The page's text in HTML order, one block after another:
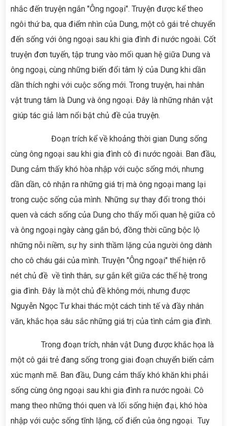
nhắc đến truyện ngắn "Ông ngoại". Truyện được kể theo
ngôi thứ ba, qua điểm nhìn của Dung, một cô gái trẻ chuyển
đến sống với ông ngoại sau khi gia đình đi nước ngoài. Cốt
truyện đơn tuyến, tập trung vào mối quan hệ giữa Dung và
ông ngoại, cùng những biến đổi tâm lý của Dung khi dần
dần thích nghi với cuộc sống mới. Trong truyện, hai nhân
vật trung tâm là Dung và ông ngoại. Đây là những nhân vật
giúp tác giả làm nổi bật chủ đề của truyện.
Đoạn trích kể về khoảng thời gian Dung sống
cùng ông ngoại sau khi gia đình cô đi nước ngoài. Ban đầu,
Dung cảm thấy khó hòa nhập với cuộc sống mới, nhưng
dần dần, cô nhận ra những giá trị mà ông ngoại mang lại
trong cuộc sống của mình. Những sự thay đổi trong thói
quen và cách sống của Dung cho thấy mối quan hệ giữa cô
và ông ngoại ngày càng gắn bó, đồng thời cũng bộc lộ
những nỗi niềm, sự hy sinh thầm lặng của người ông dành
cho cô cháu gái của mình. Truyện "Ông ngoại" thể hiện rõ
nét chủ đề về tình thân, sự gắn kết giữa các thế hệ trong
gia đình. Đây là một chủ đề không mới, nhưng được
Nguyễn Ngọc Tư khai thác một cách tinh tế và đầy nhân
văn, khắc họa sâu sắc những giá trị của tình cảm gia đình.
Trong đoạn trích, nhân vật Dung được khắc họa là
một cô gái trẻ đang sống trong giai đoạn chuyển biến cảm
xúc mạnh mẽ. Ban đầu, Dung cảm thấy khó khăn khi phải
sống cùng ông ngoại sau khi gia đình ra nước ngoài. Cô
mang theo những thói quen và lối sống hiện đại, khó hòa
nhập với cuộc sống tĩnh lặng, cổ điển của ông ngoại. Tuy